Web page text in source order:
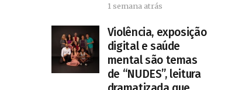
1 semana atrás
Violência, exposição
digital e saúde
mental são temas
de “NUDES”, leitura